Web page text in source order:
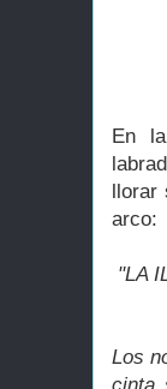
En
llorar
arco:
"LA
Los